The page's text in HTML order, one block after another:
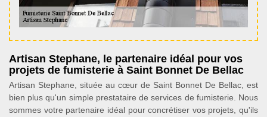
Artisan Stephane, le partenaire idéal pour vos
projets de fumisterie à Saint Bonnet De Bellac
Artisan Stephane, située au cœur de Saint Bonnet De Bellac, est
bien plus qu'un simple prestataire de services de fumisterie. Nous
sommes votre partenaire idéal pour concrétiser vos projets, qu'ils